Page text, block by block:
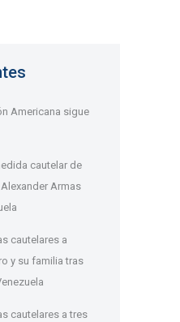
Americana sigue
cautelar de
Armas
cautelares a
y su familia tras
cautelares a tres